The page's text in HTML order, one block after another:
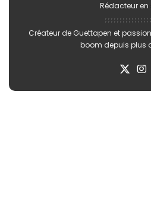
Rédacteur en
Créateur de Guettapen et
boom depuis plus